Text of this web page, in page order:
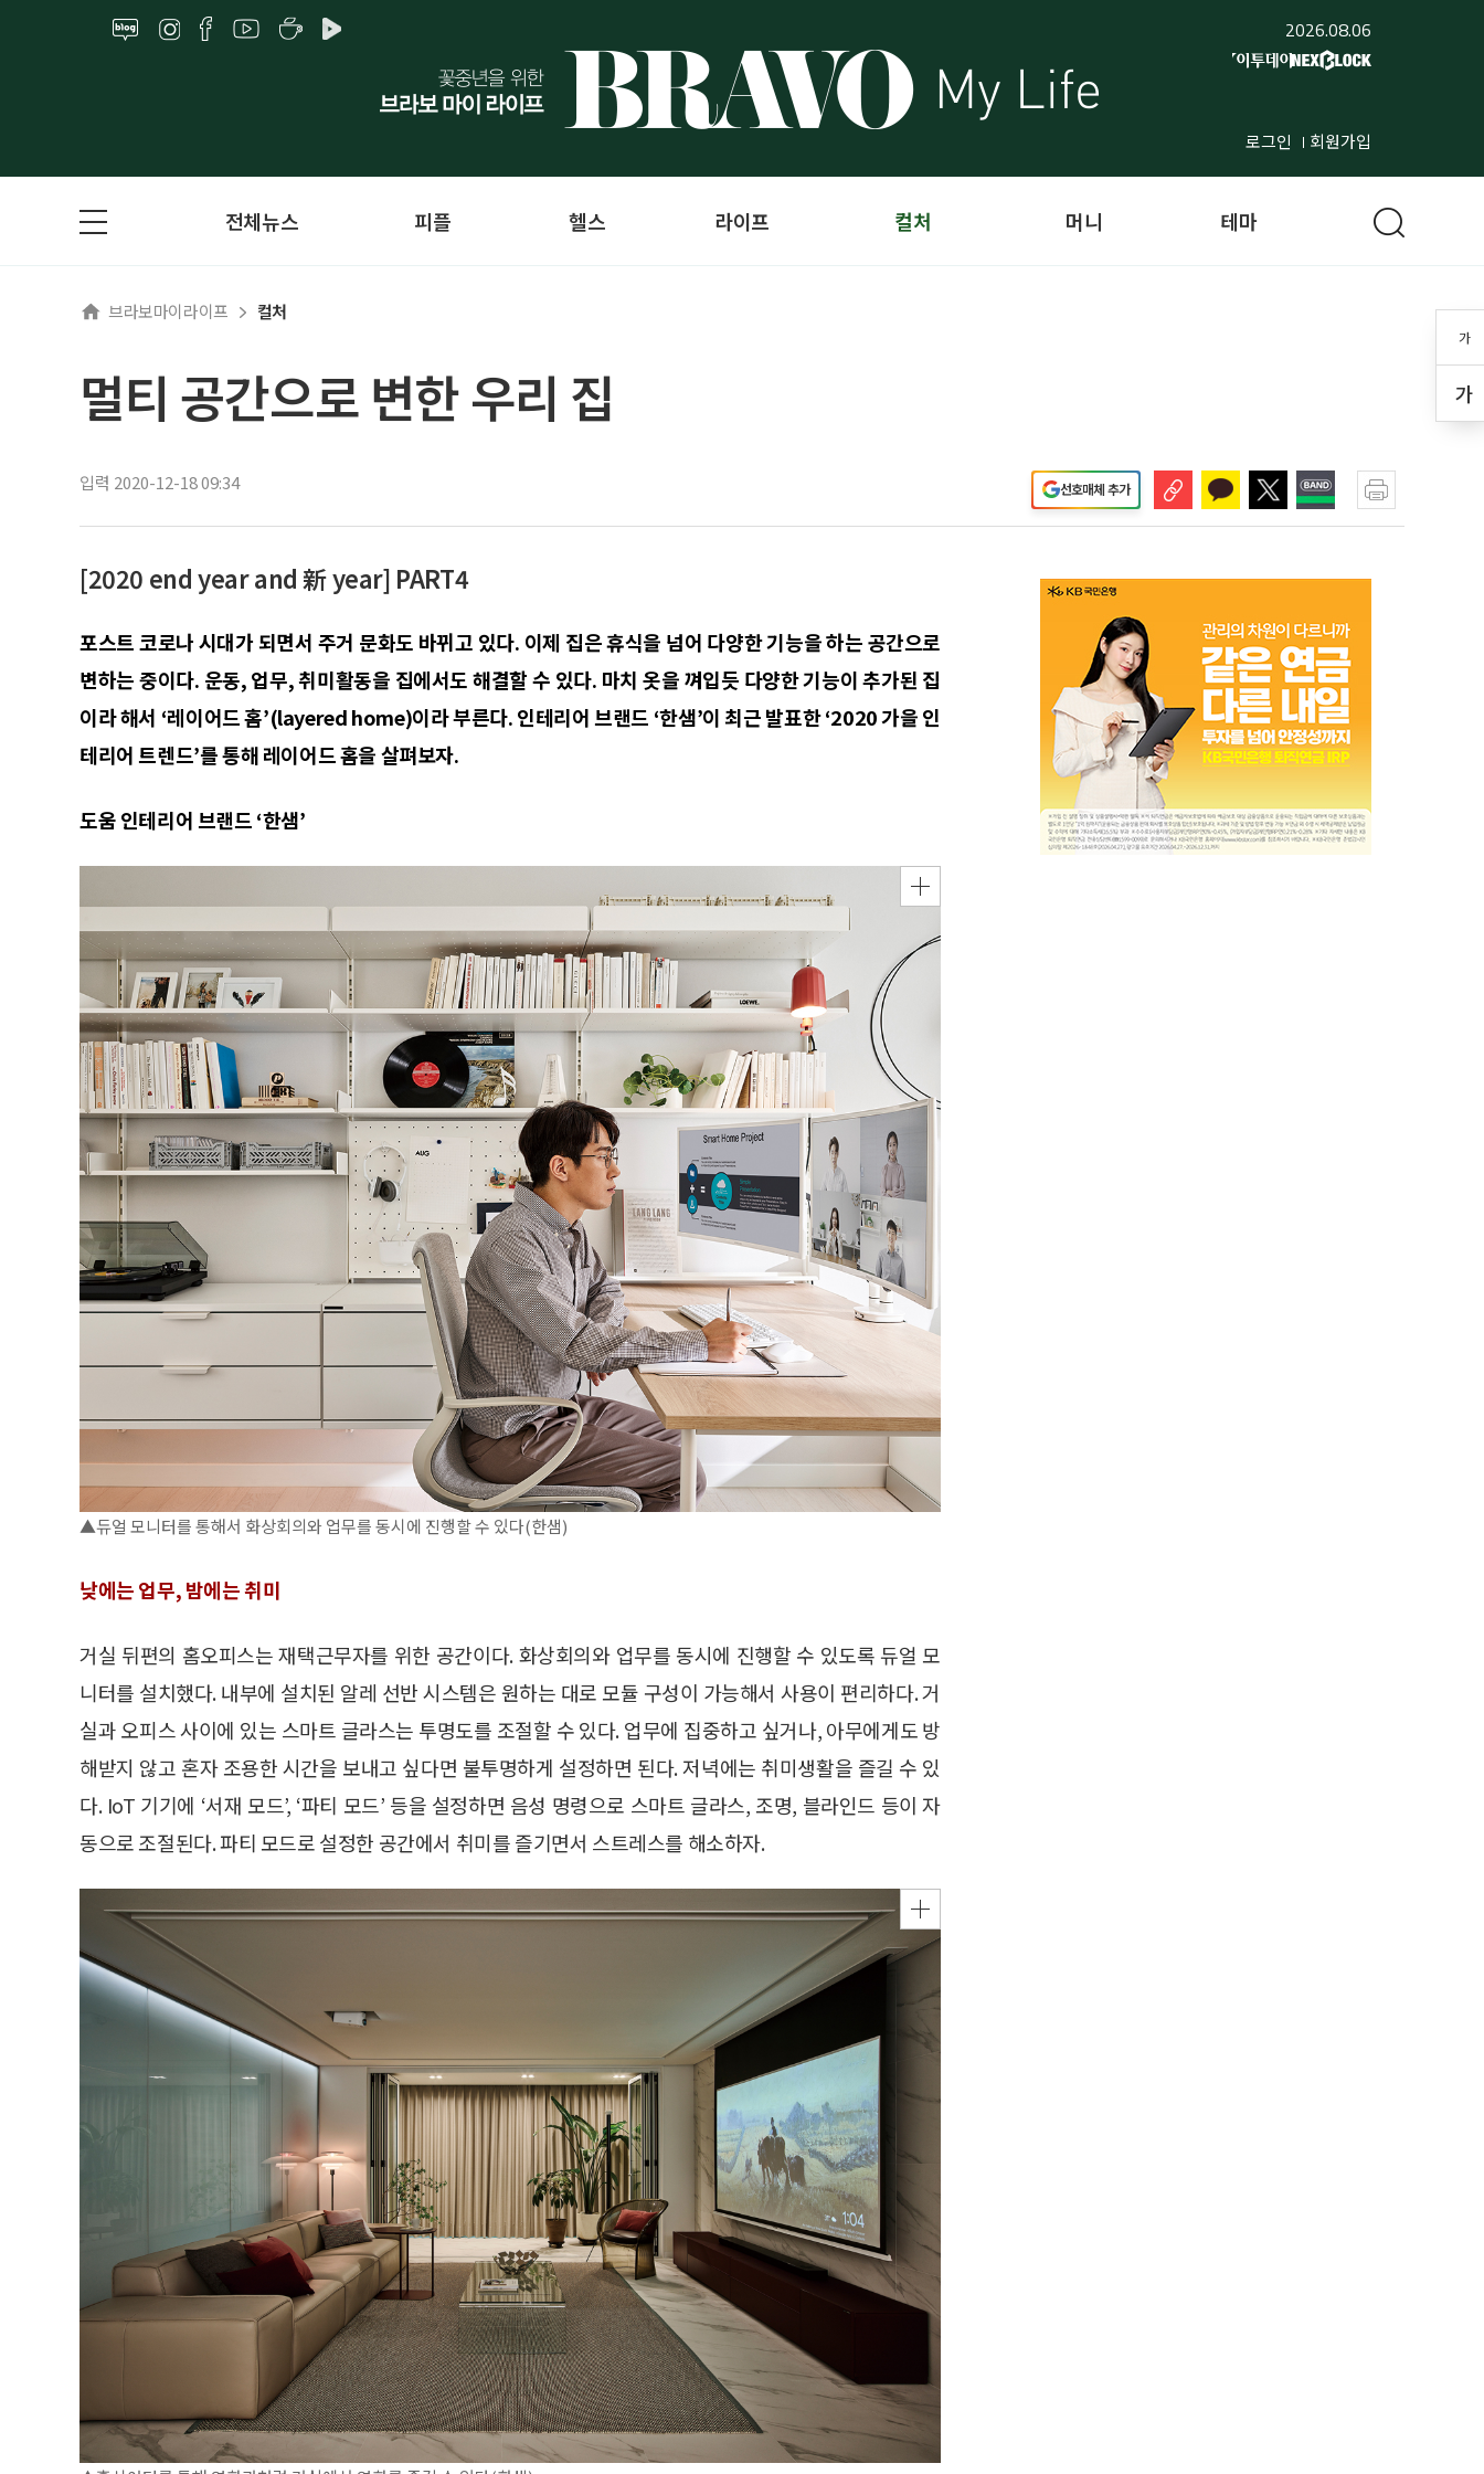
2026.08.06
로그인 회원가입
가
가
전체뉴스 피플 헬스 라이프 컬처 머니 테마
브라보마이라이프 컬처
멀티 공간으로 변한 우리 집
입력 2020-12-18 09:34 선호매체 추가
[2020 end year and 新 year] PART4
포스트 코로나 시대가 되면서 주거 문화도 바뀌고 있다. 이제 집은 휴식을 넘어 다양한 기능을 하는 공간으로
변하는 중이다. 운동, 업무, 취미활동을 집에서도 해결할 수 있다. 마치 옷을 껴입듯 다양한 기능이 추가된 집
이라 해서 ‘레이어드 홈’(layered home)이라 부른다. 인테리어 브랜드 ‘한샘’이 최근 발표한 ‘2020 가을 인
테리어 트렌드’를 통해 레이어드 홈을 살펴보자.
도움 인테리어 브랜드 ‘한샘’
▲듀얼 모니터를 통해서 화상회의와 업무를 동시에 진행할 수 있다(한샘)
낮에는 업무, 밤에는 취미
거실 뒤편의 홈오피스는 재택근무자를 위한 공간이다. 화상회의와 업무를 동시에 진행할 수 있도록 듀얼 모
니터를 설치했다. 내부에 설치된 알레 선반 시스템은 원하는 대로 모듈 구성이 가능해서 사용이 편리하다. 거
실과 오피스 사이에 있는 스마트 글라스는 투명도를 조절할 수 있다. 업무에 집중하고 싶거나, 아무에게도 방
해받지 않고 혼자 조용한 시간을 보내고 싶다면 불투명하게 설정하면 된다. 저녁에는 취미생활을 즐길 수 있
다. IoT 기기에 ‘서재 모드’, ‘파티 모드’ 등을 설정하면 음성 명령으로 스마트 글라스, 조명, 블라인드 등이 자
동으로 조절된다. 파티 모드로 설정한 공간에서 취미를 즐기면서 스트레스를 해소하자.